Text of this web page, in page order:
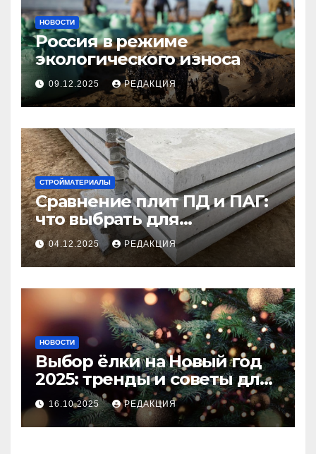
НОВОСТИ
Россия в режиме
экологического износа
09.12.2025 РЕДАКЦИЯ
СТРОЙМАТЕРИАЛЫ
Сравнение плит ПД и ПАГ:
что выбрать для
долговечного и прочного
покрытия
04.12.2025 РЕДАКЦИЯ
НОВОСТИ
Выбор ёлки на Новый год
2025: тренды и советы для
идеального праздника
16.10.2025 РЕДАКЦИЯ